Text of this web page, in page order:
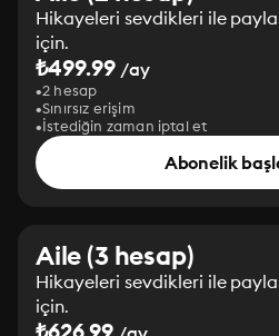
Hikayeleri sevdikleri ile
için.
₺499.99 /ay
2 hesap
Sınırsız erişim
İstediğin zaman iptal et
Abonelik
Aile (3 hesap)
Hikayeleri sevdikleri ile
için.